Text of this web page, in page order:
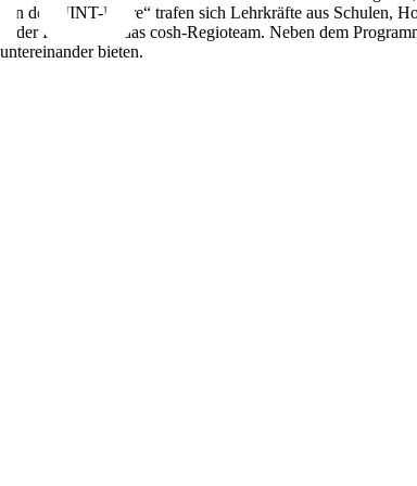
der MINT-Lehre“ trafen sich Lehrkräfte aus Schulen,
der IHK sowie das cosh-Regioteam. Neben dem
bieten.